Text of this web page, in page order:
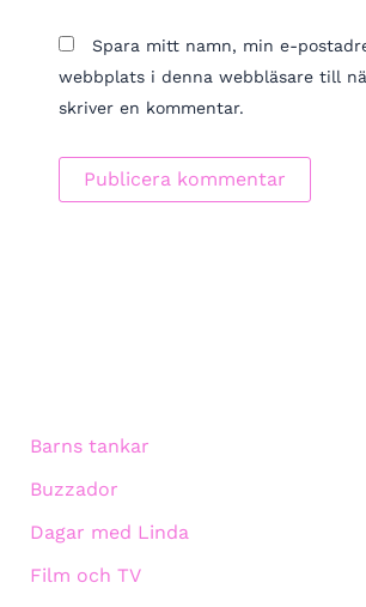
Spara mitt namn, min e-
webbplats i denna webbläsare till
skriver en kommentar.
Barns tankar
Buzzador
Dagar med Linda
Film och TV